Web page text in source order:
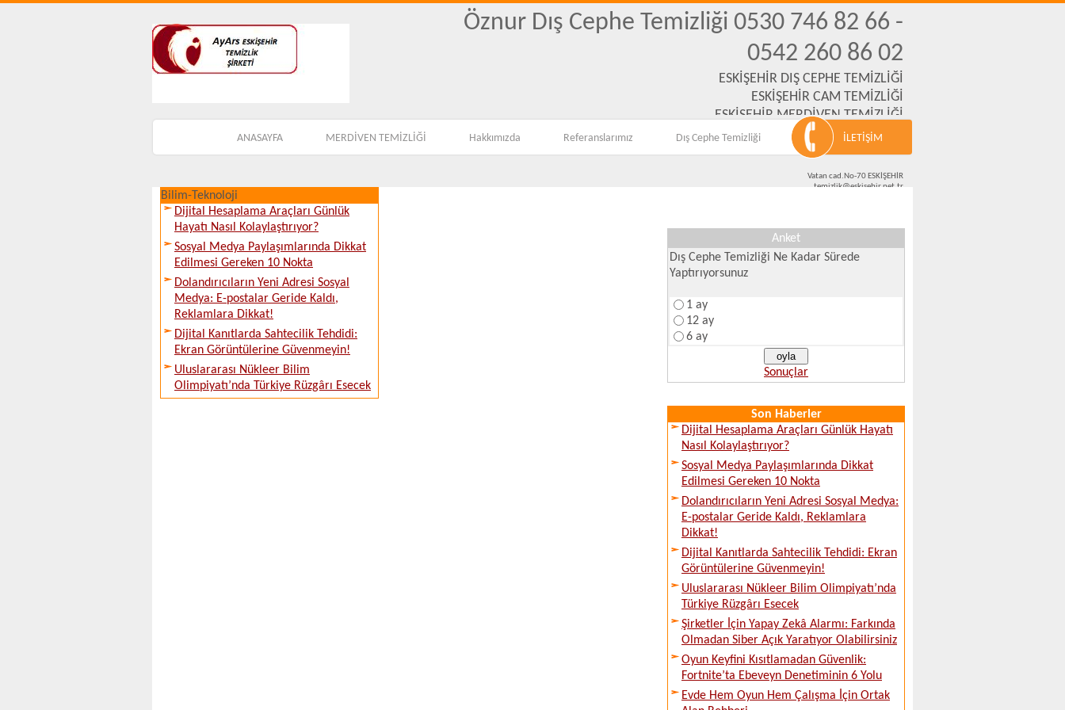
Öznur Dış Cephe Temizliği 0530 746 82 66 -
0542 260 86 02
ESKİŞEHİR DIŞ CEPHE TEMİZLİĞİ
ESKİŞEHİR CAM TEMİZLİĞİ
ESKİŞEHİR MERDİVEN TEMİZLİĞİ
KOLTUK YIKAMA,EV,İNŞAAT,OFİS,OKUL TEMİZLİKLERİ
Vatan cad.No-70 ESKİŞEHİR
temizlik@eskisehir.net.tr
ANASAYFA MERDİVEN TEMİZLİĞİ Hakkımızda Referanslarımız Dış Cephe Temizliği İLETİŞİM
Bilim-Teknoloji
Dijital Hesaplama Araçları Günlük
Hayatı Nasıl Kolaylaştırıyor?
Sosyal Medya Paylaşımlarında Dikkat
Edilmesi Gereken 10 Nokta
Dolandırıcıların Yeni Adresi Sosyal
Medya: E-postalar Geride Kaldı,
Reklamlara Dikkat!
Dijital Kanıtlarda Sahtecilik Tehdidi:
Ekran Görüntülerine Güvenmeyin!
Uluslararası Nükleer Bilim
Olimpiyatı’nda Türkiye Rüzgârı Esecek
Anket
Dış Cephe Temizliği Ne Kadar Sürede
Yaptırıyorsunuz
1 ay
12 ay
6 ay
Sonuçlar
Son Haberler
Dijital Hesaplama Araçları Günlük Hayatı
Nasıl Kolaylaştırıyor?
Sosyal Medya Paylaşımlarında Dikkat
Edilmesi Gereken 10 Nokta
Dolandırıcıların Yeni Adresi Sosyal Medya:
E-postalar Geride Kaldı, Reklamlara
Dikkat!
Dijital Kanıtlarda Sahtecilik Tehdidi: Ekran
Görüntülerine Güvenmeyin!
Uluslararası Nükleer Bilim Olimpiyatı’nda
Türkiye Rüzgârı Esecek
Şirketler İçin Yapay Zekâ Alarmı: Farkında
Olmadan Siber Açık Yaratıyor Olabilirsiniz
Oyun Keyfini Kısıtlamadan Güvenlik:
Fortnite’ta Ebeveyn Denetiminin 6 Yolu
Evde Hem Oyun Hem Çalışma İçin Ortak